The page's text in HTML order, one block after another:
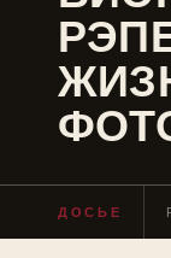
ДОСЬЕ